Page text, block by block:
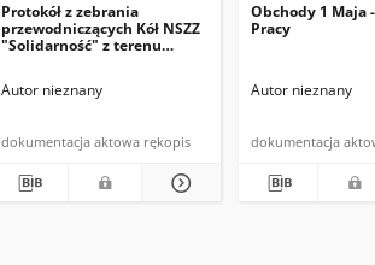
Protokół z zebrania
przewodniczących Kół NSZZ
"Solidarność" z terenu
Autor nieznany
dokumentacja aktowa rękopis
Obchody 1 Maja
Pracy
Autor nieznany